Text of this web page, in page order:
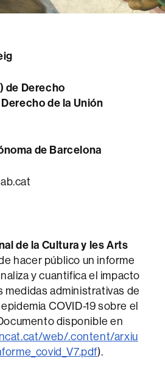
de Derecho
de la Unión
de Barcelona
de la Cultura y les Arts
hacer público un informe
y cuantifica el impacto
medidas administrativas de
COVID-19 sobre el
disponible en
web/.content/arxiu
).